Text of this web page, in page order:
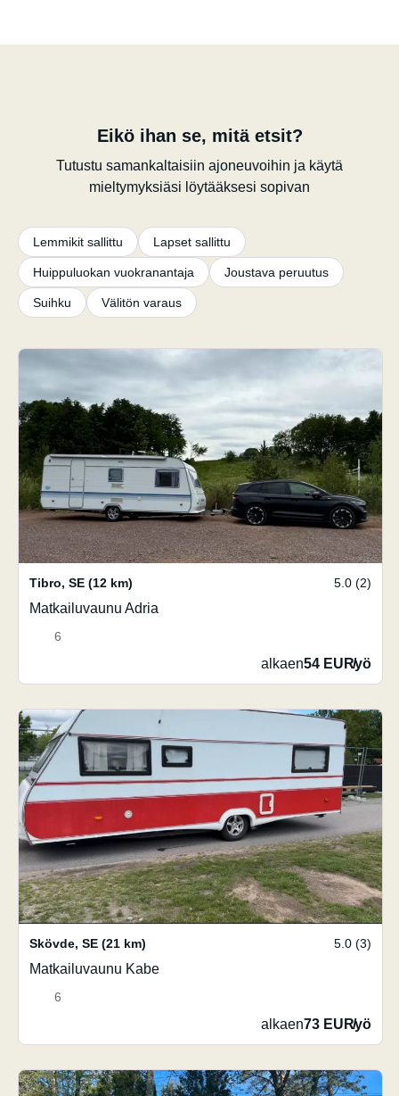
Eikö ihan se, mitä etsit?
Tutustu samankaltaisiin ajoneuvoihin ja käytä
mieltymyksiäsi löytääksesi sopivan
Lemmikit sallittu Lapset sallittu
Huippuluokan vuokranantaja Joustava peruutus
Suihku Välitön varaus
Tibro, SE (12 km) 5.0 (2)
Matkailuvaunu Adria
6
alkaen54 EUR/yö
Skövde, SE (21 km) 5.0 (3)
Matkailuvaunu Kabe
6
alkaen73 EUR/yö